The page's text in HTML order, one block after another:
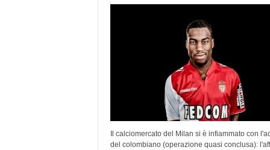
Il calciomercato del Milan si è infiammato con
del colombiano (operazione quasi conclusa):